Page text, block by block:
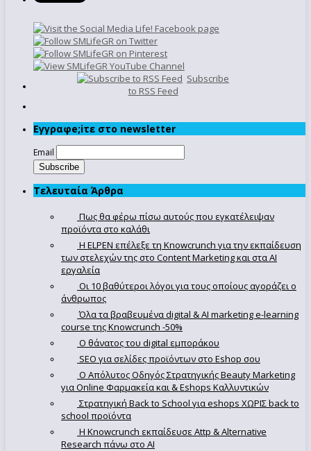
Subscribe
to RSS Feed
Εγγραφe;iτε στο newsletter
Email
Τελευταία Άρθρα
Πως θα φέρω πίσω αυτούς που εγκατέλειψαν
προϊόντα στο καλάθι
Η ELPEN επέλεξε τη Knowcrunch για την εκπαίδευση
των στελεχών της στο Content Marketing και στα AI
εργαλεία
Οι 10 βαθύτεροι λόγοι για τους οποίους αγοράζει ο
άνθρωπος
Όλα τα βραβευμένα digital & AI marketing e-learning
course της Knowcrunch -50%
Ο θάνατος του digital εμποράκου
SEO για σελίδες προϊόντων στο Eshop σου
Ο Απόλυτoς Οδηγός Στρατηγικής Beauty Marketing
για Online Φαρμακεία και & Eshops Καλλυντικών
Στρατηγική Back to School για eshops ΧΩΡΙΣ back to
school προϊόντα
Η Knowcrunch εκπαίδευσε Attp & Alternative
Research πάνω στο ΑΙ